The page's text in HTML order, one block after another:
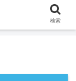
検索